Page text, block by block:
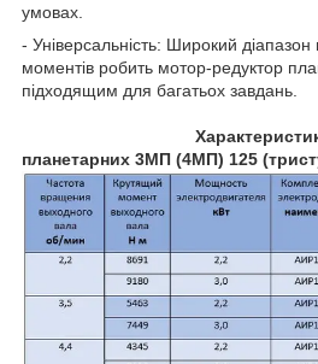
умовах.
- Універсальність: Широкий
моментів робить мотор-редуктор
підходящим для багатьох завдань.
планетарних 3МП (4МП) 125